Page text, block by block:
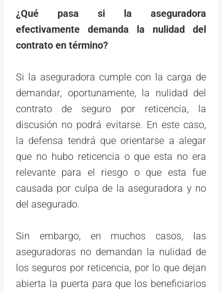
¿Qué pasa si la aseguradora
efectivamente demanda la nulidad del
contrato en término?
Si la aseguradora cumple con la carga de
demandar, oportunamente, la nulidad del
contrato de seguro por reticencia, la
discusión no podrá evitarse. En este caso,
la defensa tendrá que orientarse a alegar
que no hubo reticencia o que esta no era
relevante para el riesgo o que esta fue
causada por culpa de la aseguradora y no
del asegurado.
Sin embargo, en muchos casos, las
aseguradoras no demandan la nulidad de
los seguros por reticencia, por lo que dejan
abierta la puerta para que los beneficiarios